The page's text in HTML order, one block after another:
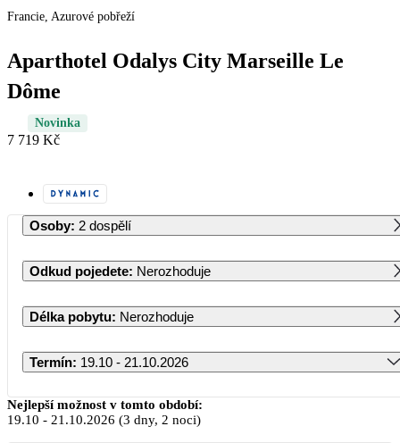
Francie, Azurové pobřeží
Aparthotel Odalys City Marseille Le
Dôme
Novinka
7 719 Kč
Osoby: 2 dospělí
Odkud pojedete: Nerozhoduje
Délka pobytu: Nerozhoduje
Termín: 19.10 - 21.10.2026
Říjen 2026
Nejlepší možnost v tomto období:
19.10 - 21.10.2026 (3 dny, 2 noci)